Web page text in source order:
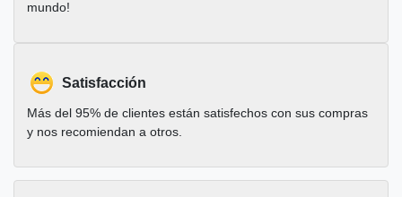
mundo!
Satisfacción
Más del 95% de clientes están satisfechos con sus compras
y nos recomiendan a otros.